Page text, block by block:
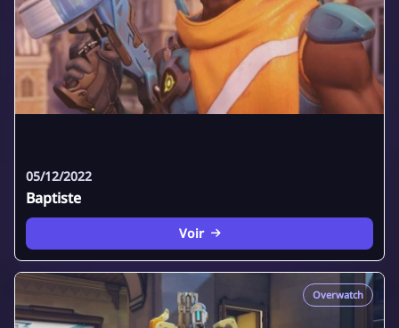
05/12/2022
Baptiste
Voir
Overwatch